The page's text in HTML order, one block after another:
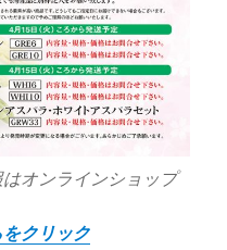
オンラインショップ
クリック